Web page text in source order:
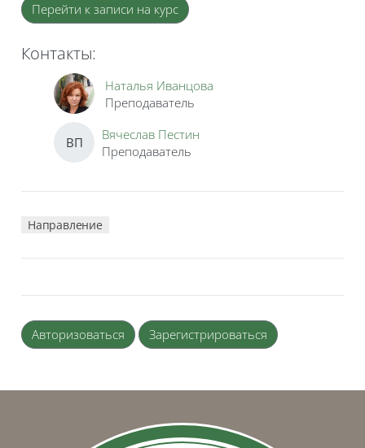
Перейти к записи на курс
Контакты:
Наталья Иванцова
Преподаватель
ВП
Вячеслав Пестин
Преподаватель
Направление
Авторизоваться Зарегистрироваться